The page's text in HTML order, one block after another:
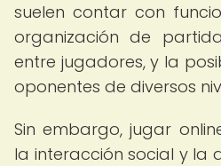
suelen contar con
organización de
entre jugadores, y la
oponentes de diversos
Sin embargo, jugar
la interacción social y la